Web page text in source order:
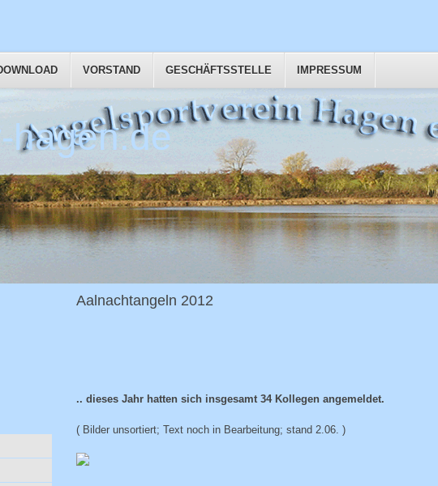
hagen.de
VORSTAND GESCHÄFTSSTELLE IMPRESSUM
Aalnachtangeln 2012
.. dieses Jahr hatten sich insgesamt 34 Kollegen angemeldet.
( Bilder unsortiert; Text noch in Bearbeitung; stand 2.06. )